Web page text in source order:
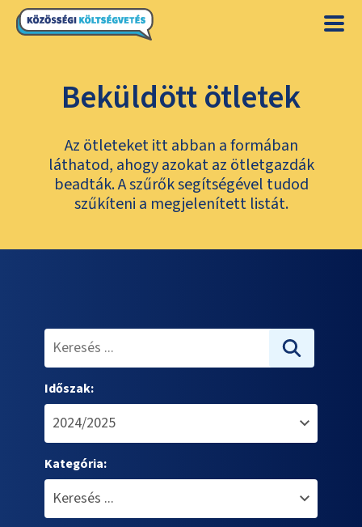
Beküldött ötletek
Az ötleteket itt abban a formában
láthatod, ahogy azokat az ötletgazdák
beadták. A szűrők segítségével tudod
szűkíteni a megjelenített listát.
Időszak:
Kategória: